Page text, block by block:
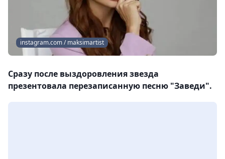
instagram.com / maksimartist
Сразу после выздоровления звезда
презентовала перезаписанную песню "Заведи".